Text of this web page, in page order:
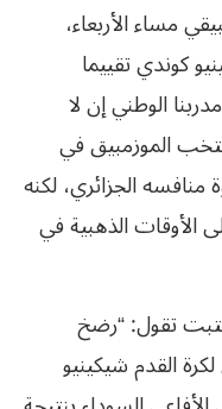
مساء الأربعاء،
كوندي تقييما
الوطني إن لا
الموزمبيق في
الجزائري، لكنه
الأوقات الذهبية في
تقول: “رضخ
القدم شيكينيو